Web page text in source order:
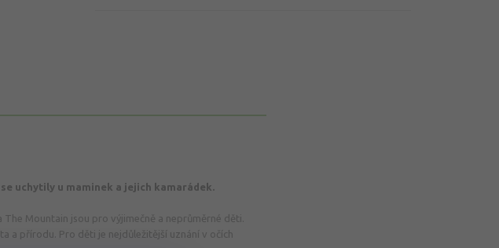
uchytily u maminek a jejich kamarádek.
Mountain jsou pro výjimečně a neprůměrné děti.
a přírodu. Pro děti je nejdůležitější uznání v očích